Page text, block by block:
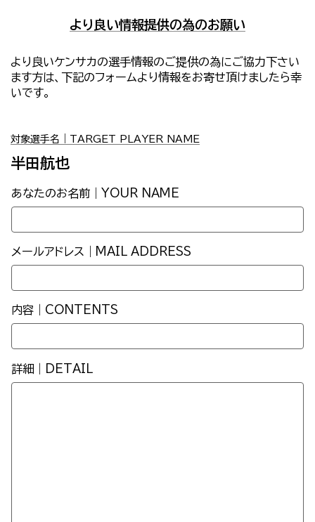
より良い情報提供の為のお願い
より良いケンサカの選手情報のご提供の為にご協力下さい
ます方は、下記のフォームより情報をお寄せ頂けましたら幸
いです。
対象選手名｜TARGET PLAYER NAME
半田航也
あなたのお名前｜YOUR NAME
メールアドレス｜MAIL ADDRESS
内容｜CONTENTS
詳細｜DETAIL